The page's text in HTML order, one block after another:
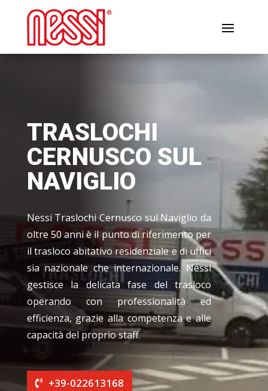
TRASLOCHI
CERNUSCO SUL
NAVIGLIO
Nessi Traslochi Cernusco sul Naviglio da
oltre 50 anni è il punto di riferimento per
il trasloco abitativo residenziale e di uffici
sia nazionale che internazionale. Nessi
gestisce la delicata fase del trasloco
operando con professionalità ed
efficienza, grazie alla competenza e alle
capacità del proprio staff.
+39-022613168